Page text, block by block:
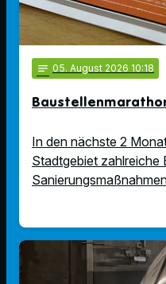
notes 05. August 2026 10:18
In den nächste 2
Stadtgebiet zahlreiche